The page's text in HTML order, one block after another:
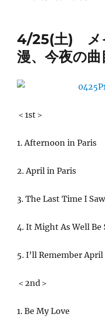
ー
(
4/25(土) メ
漫、今夜の曲
＜1st＞
1. Afternoon in Paris
2. April in Paris
3. The Last Time I
4. It Might As Well Be
5. I’ll Remember April
＜2nd＞
1. Be My Love